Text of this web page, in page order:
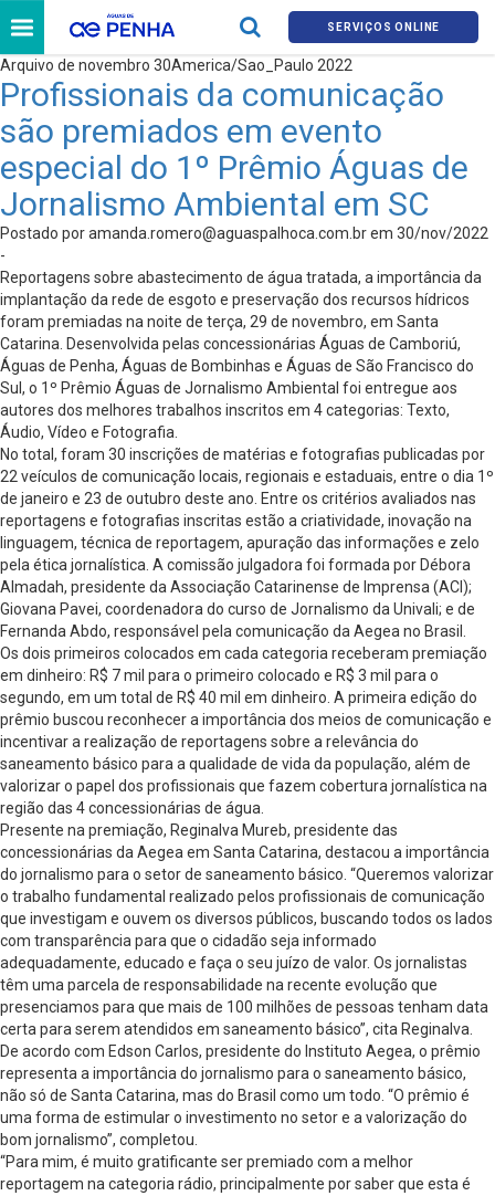
SERVIÇOS ONLINE
Arquivo de novembro 30America/Sao_Paulo 2022
Profissionais da comunicação
são premiados em evento
especial do 1º Prêmio Águas de
Jornalismo Ambiental em SC
Postado poramanda.romero@aguaspalhoca.com.brem 30/nov/2022
-
Reportagens sobre abastecimento de água tratada, a importância da
implantação da rede de esgoto e preservação dos recursos hídricos
foram premiadas na noite de terça, 29 de novembro, em Santa
Catarina. Desenvolvida pelas concessionárias Águas de Camboriú,
Águas de Penha, Águas de Bombinhas e Águas de São Francisco do
Sul, o 1º Prêmio Águas de Jornalismo Ambiental foi entregue aos
autores dos melhores trabalhos inscritos em 4 categorias: Texto,
Áudio, Vídeo e Fotografia.
No total, foram 30 inscrições de matérias e fotografias publicadas por
22 veículos de comunicação locais, regionais e estaduais, entre o dia 1º
de janeiro e 23 de outubro deste ano. Entre os critérios avaliados nas
reportagens e fotografias inscritas estão a criatividade, inovação na
linguagem, técnica de reportagem, apuração das informações e zelo
pela ética jornalística. A comissão julgadora foi formada por Débora
Almadah, presidente da Associação Catarinense de Imprensa (ACI);
Giovana Pavei, coordenadora do curso de Jornalismo da Univali; e de
Fernanda Abdo, responsável pela comunicação da Aegea no Brasil.
Os dois primeiros colocados em cada categoria receberam premiação
em dinheiro: R$ 7 mil para o primeiro colocado e R$ 3 mil para o
segundo, em um total de R$ 40 mil em dinheiro. A primeira edição do
prêmio buscou reconhecer a importância dos meios de comunicação e
incentivar a realização de reportagens sobre a relevância do
saneamento básico para a qualidade de vida da população, além de
valorizar o papel dos profissionais que fazem cobertura jornalística na
região das 4 concessionárias de água.
Presente na premiação, Reginalva Mureb, presidente das
concessionárias da Aegea em Santa Catarina, destacou a importância
do jornalismo para o setor de saneamento básico. “Queremos valorizar
o trabalho fundamental realizado pelos profissionais de comunicação
que investigam e ouvem os diversos públicos, buscando todos os lados
com transparência para que o cidadão seja informado
adequadamente, educado e faça o seu juízo de valor. Os jornalistas
têm uma parcela de responsabilidade na recente evolução que
presenciamos para que mais de 100 milhões de pessoas tenham data
certa para serem atendidos em saneamento básico”, cita Reginalva.
De acordo com Edson Carlos, presidente do Instituto Aegea, o prêmio
representa a importância do jornalismo para o saneamento básico,
não só de Santa Catarina, mas do Brasil como um todo. “O prêmio é
uma forma de estimular o investimento no setor e a valorização do
bom jornalismo”, completou.
“Para mim, é muito gratificante ser premiado com a melhor
reportagem na categoria rádio, principalmente por saber que esta é